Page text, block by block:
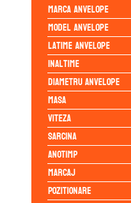
Marca anvelope
Model anvelope
Latime anvelope
Inaltime
Diametru anvelope
Masa
Viteza
Sarcina
Anotimp
Marcaj
Pozitionare